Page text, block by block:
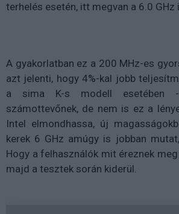
terhelés esetén, itt megvan a 6.0 GHz
A gyakorlatban ez a 200 MHz-es
azt jelenti, hogy 4%-kal jobb
a sima K-s modell esetében
számottevőnek, de nem is ez a
Intel elmondhassa, új
kerek 6 GHz amúgy is jobban
Hogy a felhasználók mit éreznek
majd a tesztek során kiderül.